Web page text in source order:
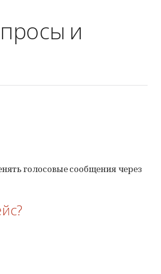
и
голосовые сообщения через